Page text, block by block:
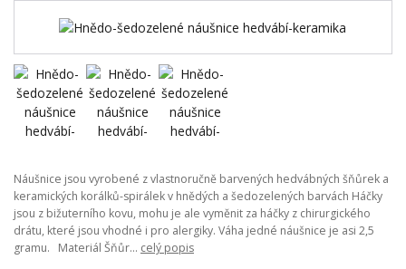
Náušnice jsou vyrobené z vlastnoručně barvených hedvábných šňůrek a
keramických korálků-spirálek v hnědých a šedozelených barvách Háčky
jsou z bižuterního kovu, mohu je ale vyměnit za háčky z chirurgického
drátu, které jsou vhodné i pro alergiky. Váha jedné náušnice je asi 2,5
gramu. Materiál Šňůr... celý popis